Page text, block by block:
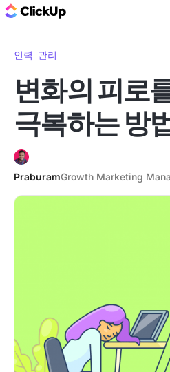
인력 관리
변화의 피로
극복하는 방
PraburamGrowth Marketing